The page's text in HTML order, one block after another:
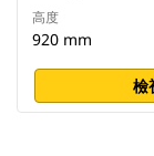
高度
920 mm
檢